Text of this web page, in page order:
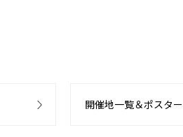
開催地一覧＆ポスター